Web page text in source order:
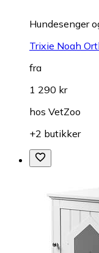
Hundesenger
Trixie Noah
fra
1 290 kr
hos VetZoo
+2 butikker